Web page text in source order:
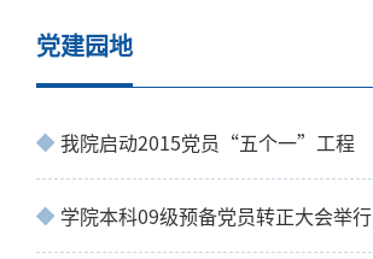
党建园地
我院启动2015党员“五个一”工程
学院本科09级预备党员转正大会举行